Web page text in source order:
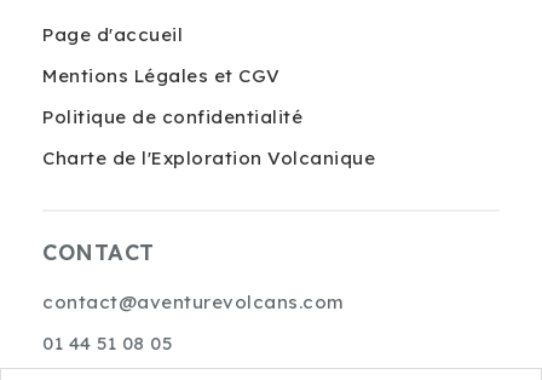
Page d'accueil
Mentions Légales et CGV
Politique de confidentialité
Charte de l'Exploration Volcanique
CONTACT
contact@aventurevolcans.com
01 44 51 08 05